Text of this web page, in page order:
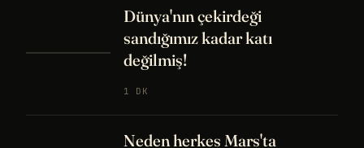
Dünya'nın çekirdeği
sandığımız kadar katı
değilmiş!
1 DK
Neden herkes Mars'ta